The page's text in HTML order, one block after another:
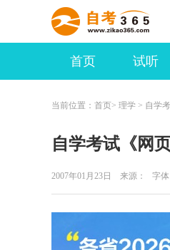
首页 试听
当前位置： 首页> 理学 > 自学
自学考试《网
2007年01月23日 来源： 字体